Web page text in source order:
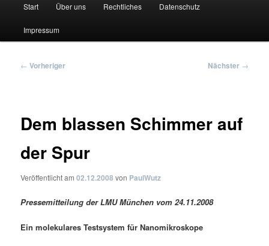
Start Über uns Rechtliches Datenschutz
Impressum
Beitragsnavigation
← Vorheriger Nächster →
Dem blassen Schimmer auf
der Spur
Veröffentlicht am02.12.2008 von PaulWutz
Pressemitteilung der LMU München vom 24.11.2008
Ein molekulares Testsystem für Nanomikroskope